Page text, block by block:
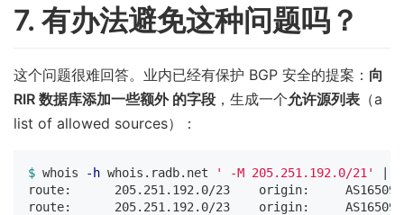
7. 有办法避免这种问题吗？
这个问题很难回答。业内已经有保护 BGP 安全的提案： 向
RIR 数据库添加一些额外 的字段 ，生成一个允许源列表 （a
list of allowed sources）：
$ whois -h whois.radb.net ' -M 205.251.192.0/21'
|